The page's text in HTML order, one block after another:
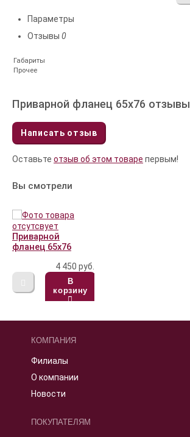
Параметры
Отзывы 0
Габариты
Прочее
Приварной фланец 65x76 отзывы
Написать отзыв
Оставьте отзыв об этом товаре первым!
Вы смотрели
Приварной
фланец 65x76
4 450 руб.
В
корзину
КОМПАНИЯ
Филиалы
О компании
Новости
ПОКУПАТЕЛЯМ